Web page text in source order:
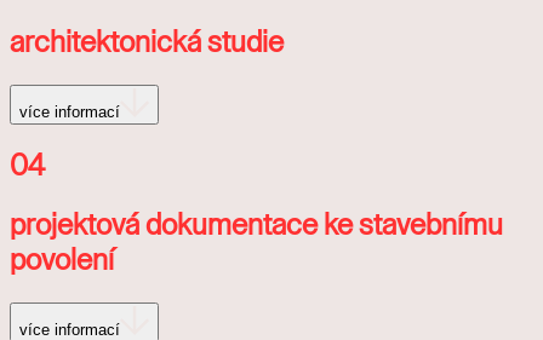
architektonická studie
více informací
04
projektová dokumentace ke stavebnímu
povolení
více informací